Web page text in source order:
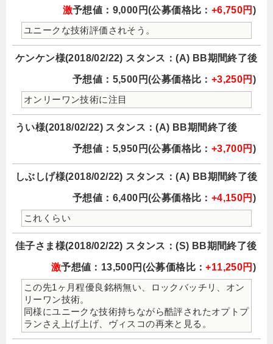
激予想値：9,000円(公募価格比： +6,750円 )
ユニークな技術評価されそう。
ケンケン様(2018/02/22) スタンス：(A) BB期間終了後
予想値：5,500円(公募価格比： +3,250円 )
オンリーワン技術に注目
うい様(2018/02/22) スタンス：(A) BB期間終了後
予想値：5,950円(公募価格比： +3,700円 )
しぶしげ様(2018/02/22) スタンス：(A) BB期間終了後
予想値：6,400円(公募価格比： +4,150円 )
これくらい
佳子さま様(2018/02/22) スタンス：(S) BB期間終了後
激予想値：13,500円(公募価格比：+11,250円 )
この先1ヶ月程優良銘柄無い、ロックバッチリ、オン
リーワン技術。
同様にユニークな技術持ちながら酷評されたオプトプ
ランさえ上げ上げ、ヴィスコの再来と見る。